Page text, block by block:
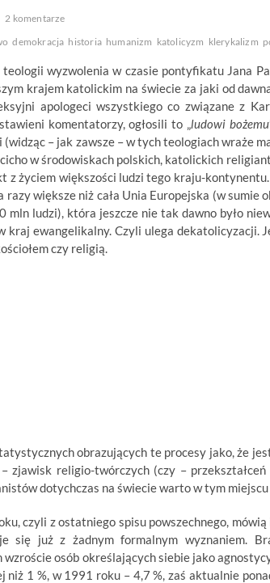
2 komentarze
demokracja historia humanizm katolicyzm klerykalizm
teologii wyzwolenia w czasie pontyfikatu Jana
krajem katolickim na świecie za jaki od
apologeci wszystkiego co związane z
komentatorzy, ogłosili to „ludowi bożemu
– jak zawsze – w tych teologiach wraże
w środowiskach polskich, katolickich
z życiem większości ludzi tego kraju-
większe niż cała Unia Europejska (w sumie
mln ludzi), która jeszcze nie tak dawno było
kraj ewangelikalny. Czyli ulega dekatolicyzacji.
czy religią.
obrazujących te procesy jako, że
– zjawisk religio-twórczych (czy –
dotychczas na świecie warto w tym
czyli z ostatniego spisu powszechnego,
się już z żadnym formalnym wyznaniem.
wzroście osób określających siebie jako
niż 1 %, w 1991 roku – 4,7 %, zaś aktualnie